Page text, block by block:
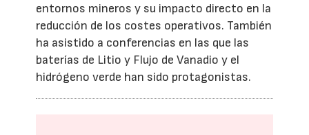
entornos mineros y su impacto directo en la
reducción de los costes operativos. También
ha asistido a conferencias en las que las
baterías de Litio y Flujo de Vanadio y el
hidrógeno verde han sido protagonistas.